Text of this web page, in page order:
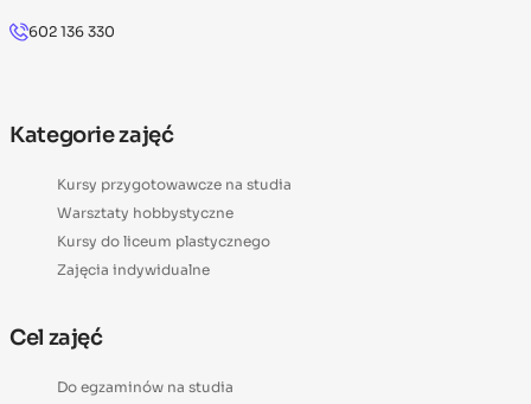
602 136 330
Kategorie zajęć
Kursy przygotowawcze na studia
Warsztaty hobbystyczne
Kursy do liceum plastycznego
Zajęcia indywidualne
Cel zajęć
Do egzaminów na studia